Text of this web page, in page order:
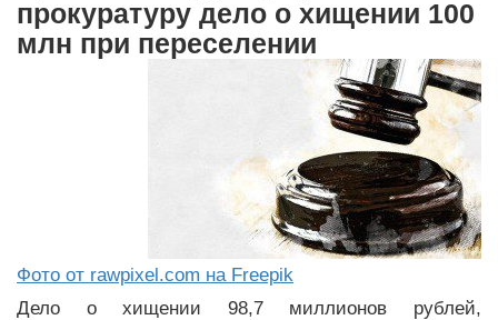
прокуратуру дело о хищении 100
млн при переселении
Фото от rawpixel.com на Freepik
Дело о хищении 98,7 миллионов рублей,